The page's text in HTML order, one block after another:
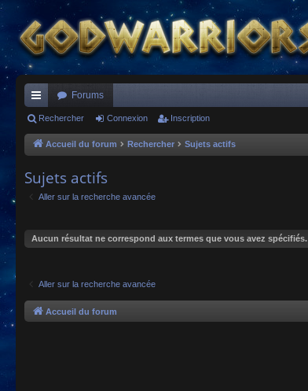
ac
co
Forums
Rechercher Connexion Inscription
Accueil du forum Rechercher Sujets actifs
Sujets actifs
Aller sur la recherche avancée
Aucun résultat ne correspond aux termes que vous avez spécifiés.
Aller sur la recherche avancée
Accueil du forum